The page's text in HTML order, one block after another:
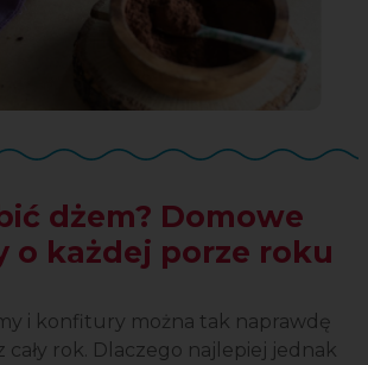
dżem? Domowe
o każdej porze roku
i konfitury można tak naprawdę
cały rok. Dlaczego najlepiej jednak